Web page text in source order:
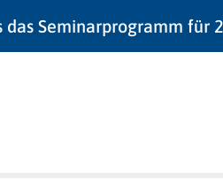
das Seminarprogramm für